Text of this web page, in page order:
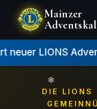
Mainzer
Kalender
neuer LIONS
DIE LIONS
❄